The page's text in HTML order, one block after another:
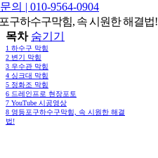
의 | 010-9564-0904
구하수구막힘, 속 시원한 해결법!
목차 숨기기
1 하수구 막힘
2 변기 막힘
3 우수관 막힘
4 싱크대 막힘
5 정화조 막힘
6 드레인프로 현장포토
7 YouTube 시공영상
8 영등포구하수구막힘, 속 시원한 해결
법!